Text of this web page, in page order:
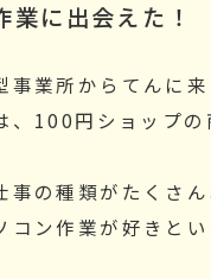
業に出会えた！
事業所からてんに来
、100円ショップの
事の種類がたくさ
コン作業が好きと